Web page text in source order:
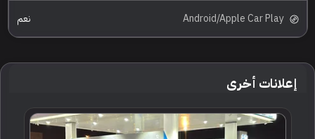
Android/Apple Car Play نعم
إعلانات أخرى